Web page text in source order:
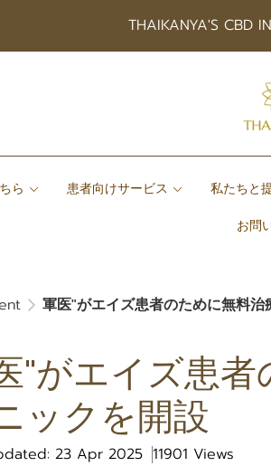
THAIKANYA'S CBD
ら 患者向けサービス 私たちと
お問
軍医"がエイズ患者のために無料
"がエイズ患
ックを開設
23 Apr 2025 11901 Views